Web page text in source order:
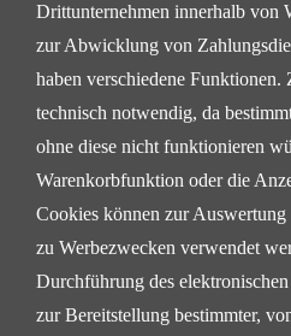
Drittunternehmen innerhalb von
zur Abwicklung von
haben verschiedene Funktionen.
technisch notwendig, da
ohne diese nicht funktionieren
Warenkorbfunktion oder die
Cookies können zur Auswertung
zu Werbezwecken verwendet
Durchführung des
zur Bereitstellung bestimmter,